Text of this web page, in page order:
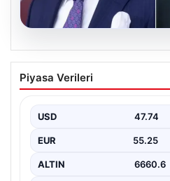
Veli Ağbaba’nın
tutuklandı
Piyasa Verileri
USD 47.74
EUR 55.25
ALTIN 6660.6